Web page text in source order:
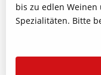
bis zu edlen
Spezialitäten. Bitte